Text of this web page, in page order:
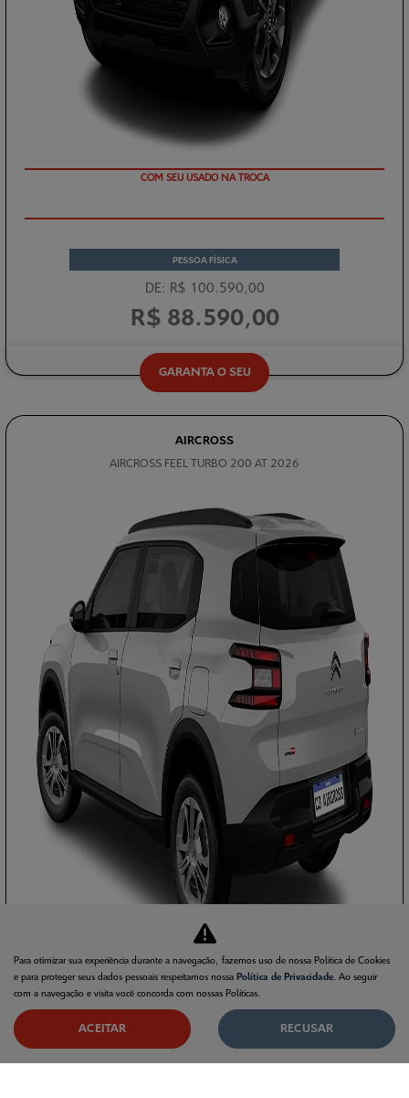
COM SEU USADO NA TROCA
PESSOA FÍSICA
DE: R$ 100.590,00
R$ 88.590,00
GARANTA O SEU
AIRCROSS
AIRCROSS FEEL TURBO 200 AT 2026
Para otimizar sua experiência durante a navegação, fazemos uso de nossa Política de Cookies
e para proteger seus dados pessoais respeitamos nossa Política de Privacidade. Ao seguir
com a navegação e visita você concorda com nossas Políticas.
ACEITAR RECUSAR